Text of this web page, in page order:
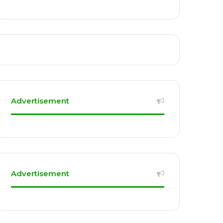
Advertisement
Advertisement